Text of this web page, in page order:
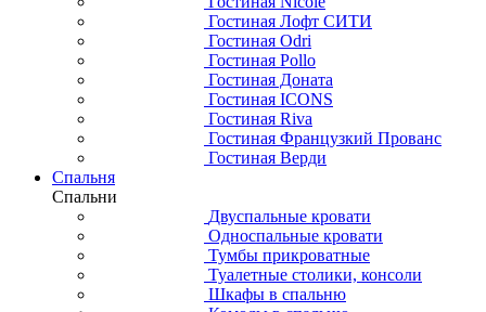
Гостиная Лофт СИТИ
Гостиная Odri
Гостиная Pollo
Гостиная Доната
Гостиная ICONS
Гостиная Riva
Гостиная Французкий Прованс
Гостиная Верди
Спальня
Спальни
Двуспальные кровати
Односпальные кровати
Тумбы прикроватные
Туалетные столики, консоли
Шкафы в спальню